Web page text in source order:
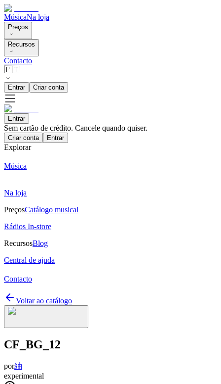
MúsicaNa loja
Preços
Recursos
Contacto
🇵🇹
Entrar Criar conta
Entrar
Sem cartão de crédito. Cancele quando quiser.
Criar conta Entrar
Explorar
Música
Na loja
PreçosCatálogo musical
Rádios In-store
RecursosBlog
Central de ajuda
Contacto
Voltar ao catálogo
CF_BG_12
por紬
experimental